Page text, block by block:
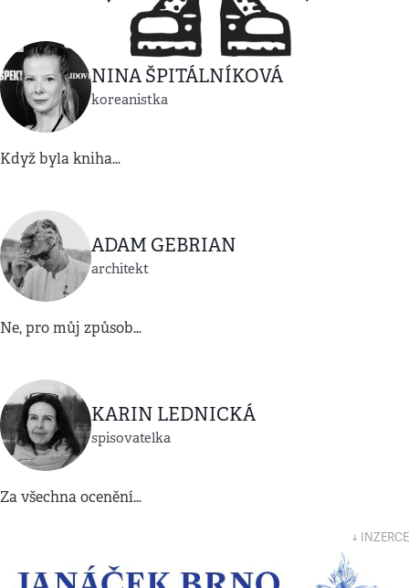
NINA ŠPITÁLNÍKOVÁ
koreanistka
Když byla kniha…
ADAM GEBRIAN
architekt
Ne, pro můj způsob…
KARIN LEDNICKÁ
spisovatelka
Za všechna ocenění…
↓ INZERCE